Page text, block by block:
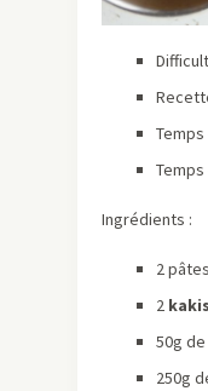
Ingrédients :
2
2 kakis
50g
250g